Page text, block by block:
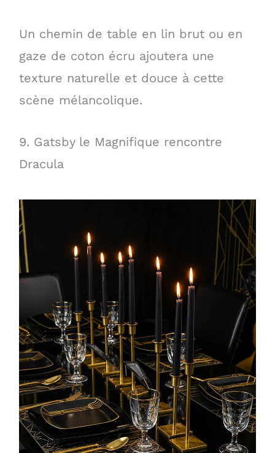
Un chemin de table en lin brut ou en
gaze de coton écru ajoutera une
texture naturelle et douce à cette
scène mélancolique.
9. Gatsby le Magnifique rencontre
Dracula